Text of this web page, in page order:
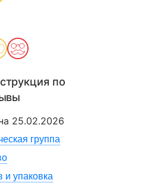
по
25.02.2026
группа
и упаковка